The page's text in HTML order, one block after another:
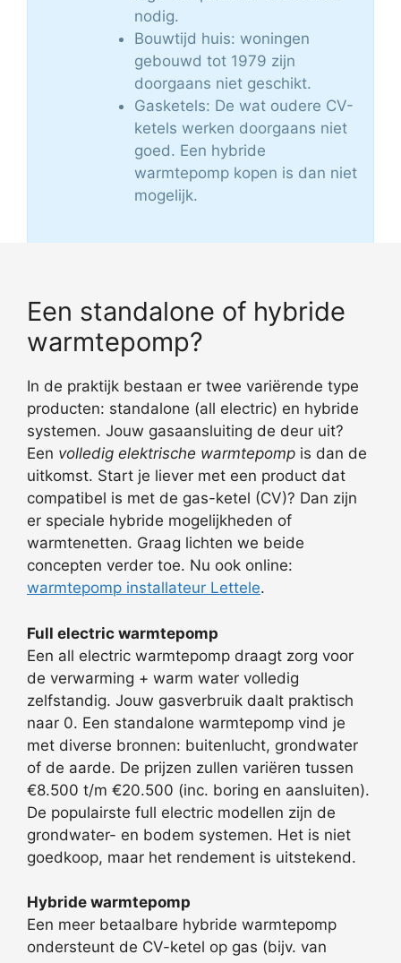
nodig.
Bouwtijd huis: woningen
gebouwd tot 1979 zijn
doorgaans niet geschikt.
Gasketels: De wat oudere CV-
ketels werken doorgaans niet
goed. Een hybride
warmtepomp kopen is dan niet
mogelijk.
Een standalone of hybride
warmtepomp?
In de praktijk bestaan er twee variërende type
producten: standalone (all electric) en hybride
systemen. Jouw gasaansluiting de deur uit?
Een volledig elektrische warmtepomp is dan de
uitkomst. Start je liever met een product dat
compatibel is met de gas-ketel (CV)? Dan zijn
er speciale hybride mogelijkheden of
warmtenetten. Graag lichten we beide
concepten verder toe. Nu ook online:
warmtepomp installateur Lettele.
Full electric warmtepomp
Een all electric warmtepomp draagt zorg voor
de verwarming + warm water volledig
zelfstandig. Jouw gasverbruik daalt praktisch
naar 0. Een standalone warmtepomp vind je
met diverse bronnen: buitenlucht, grondwater
of de aarde. De prijzen zullen variëren tussen
€8.500 t/m €20.500 (inc. boring en aansluiten).
De populairste full electric modellen zijn de
grondwater- en bodem systemen. Het is niet
goedkoop, maar het rendement is uitstekend.
Hybride warmtepomp
Een meer betaalbare hybride warmtepomp
ondersteunt de CV-ketel op gas (bijv. van